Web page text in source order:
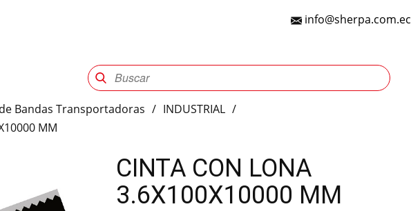
info@sherpa.com.ec
Bandas Transportadoras / INDUSTRIAL /
MM
CINTA CON LONA
3.6X100X10000 MM